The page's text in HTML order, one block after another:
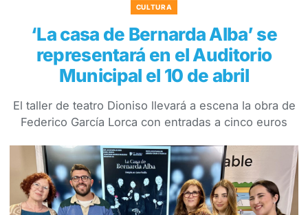
CULTURA
‘La casa de Bernarda Alba’ se
representará en el Auditorio
Municipal el 10 de abril
El taller de teatro Dioniso llevará a escena la obra de
Federico García Lorca con entradas a cinco euros